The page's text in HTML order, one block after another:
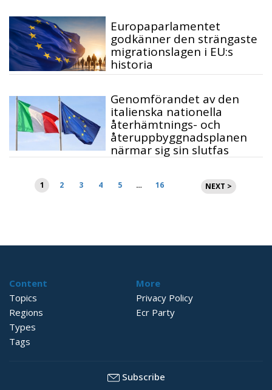
Europaparlamentet
godkänner den strängaste
migrationslagen i EU:s
historia
Genomförandet av den
italienska nationella
återhämtnings- och
återuppbyggnadsplanen
närmar sig sin slutfas
Sidnumrering
för
1 2 3 4 5 … 16 NEXT >
Content
Topics
Regions
Types
Tags
More
Privacy Policy
Ecr Party
Subscribe